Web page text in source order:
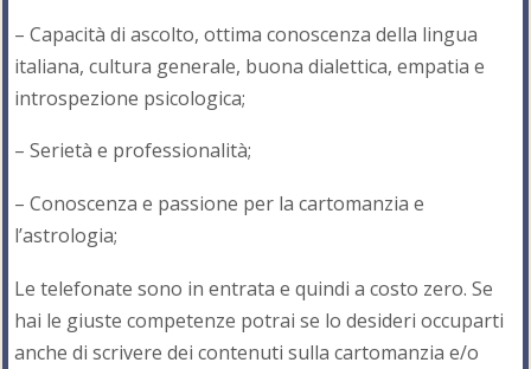
– Capacità di ascolto, ottima conoscenza della lingua
italiana, cultura generale, buona dialettica, empatia e
introspezione psicologica;
– Serietà e professionalità;
– Conoscenza e passione per la cartomanzia e
l’astrologia;
Le telefonate sono in entrata e quindi a costo zero. Se
hai le giuste competenze potrai se lo desideri occuparti
anche di scrivere dei contenuti sulla cartomanzia e/o